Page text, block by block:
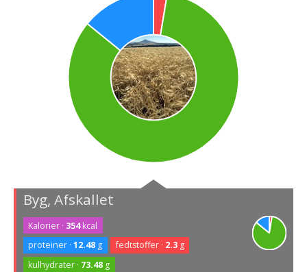
Byg, Afskallet
Kalorier · 354kcal
proteiner ·12.48 g fedtstoffer · 2.3g
kulhydrater · 73.48 g